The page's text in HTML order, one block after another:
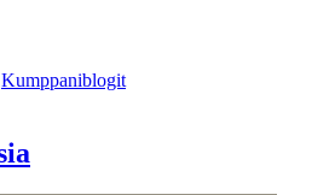
Kumppaniblogit